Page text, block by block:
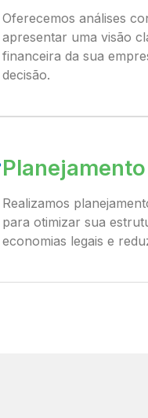
Oferecemos análises
apresentar uma visão
financeira da sua
decisão.
Realizamos
para otimizar sua
economias legais e